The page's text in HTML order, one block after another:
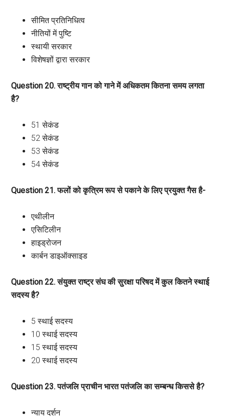
सीमित प्रतिनिधित्व
नीतियों में पुष्टि
स्थायी सरकार
विशेषज्ञों द्वारा सरकार
Question 20. राष्ट्रीय गान को गाने में अधिकतम कितना समय लगता
है?
51 सेकंड
52 सेकंड
53 सेकंड
54 सेकंड
Question 21. फलों को कृत्रिम रूप से पकाने के लिए प्रयुक्त गैस है-
एथीलीन
एसिटिलीन
हाइड्रोजन
कार्बन डाइऑक्साइड
Question 22. संयुक्त राष्ट्र संघ की सुरक्षा परिषद में कुल कितने स्थाई
सदस्य है?
5 स्थाई सदस्य
10 स्थाई सदस्य
15 स्थाई सदस्य
20 स्थाई सदस्य
Question 23. पतंजलि प्राचीन भारत पतंजलि का सम्बन्ध किससे है?
न्याय दर्शन